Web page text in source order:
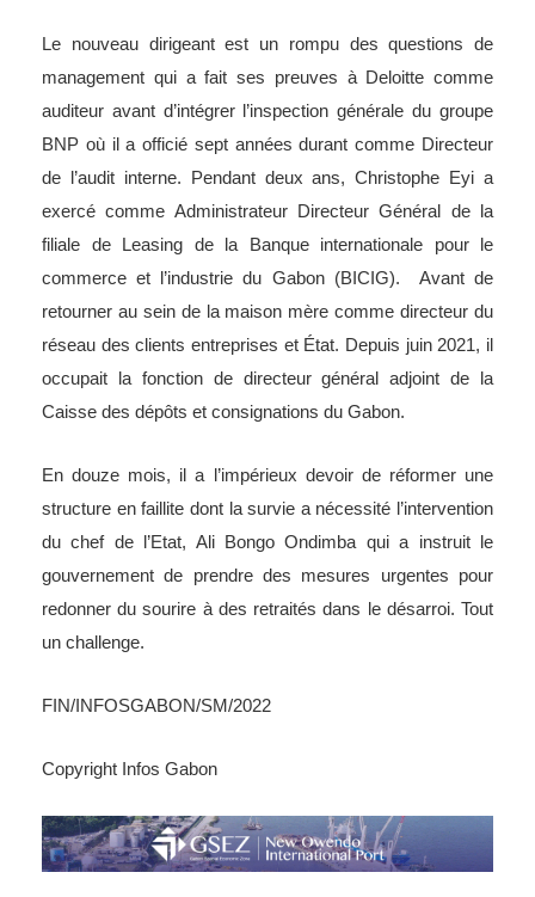
Le nouveau dirigeant est un rompu des questions de
management qui a fait ses preuves à Deloitte comme
auditeur avant d’intégrer l’inspection générale du groupe
BNP où il a officié sept années durant comme Directeur
de l’audit interne. Pendant deux ans, Christophe Eyi a
exercé comme Administrateur Directeur Général de la
filiale de Leasing de la Banque internationale pour le
commerce et l’industrie du Gabon (BICIG). Avant de
retourner au sein de la maison mère comme directeur du
réseau des clients entreprises et État. Depuis juin 2021, il
occupait la fonction de directeur général adjoint de la
Caisse des dépôts et consignations du Gabon.
En douze mois, il a l’impérieux devoir de réformer une
structure en faillite dont la survie a nécessité l’intervention
du chef de l’Etat, Ali Bongo Ondimba qui a instruit le
gouvernement de prendre des mesures urgentes pour
redonner du sourire à des retraités dans le désarroi. Tout
un challenge.
FIN/INFOSGABON/SM/2022
Copyright Infos Gabon